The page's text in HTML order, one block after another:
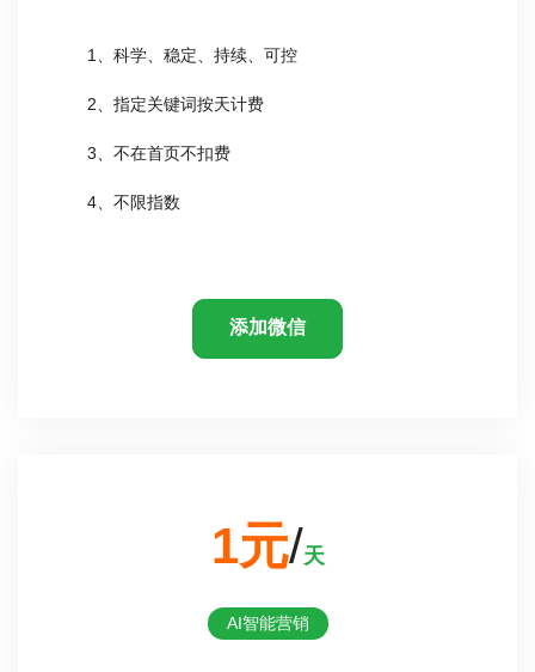
1、科学、稳定、持续、可控
2、指定关键词按天计费
3、不在首页不扣费
4、不限指数
添加微信
1元/天
AI智能营销